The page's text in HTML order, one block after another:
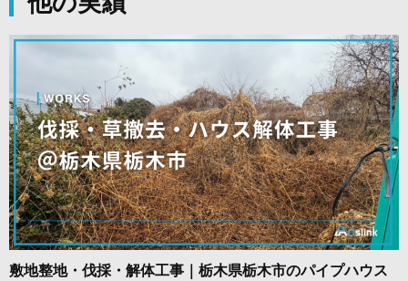
敷地整地・伐採・解体工事｜栃木県栃木市のパイプハウス